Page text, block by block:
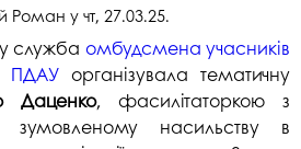
Роман у чт, 27.03.25.
служба омбудсмена учасників
ПДАУорганізувала тематичну
Даценко, фасилітаторкою з
зумовленому насильству в